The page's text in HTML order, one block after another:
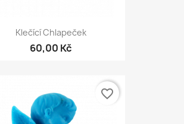
Klečící Chlapeček
60,00 Kč
favorite_border